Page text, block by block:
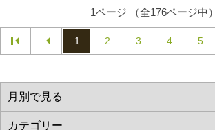
1ページ （全176ページ中）
1 2 3 4 5